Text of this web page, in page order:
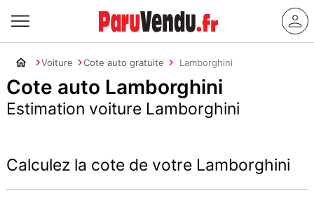
Voiture Cote auto gratuite Lamborghini
Cote auto Lamborghini
Estimation voiture Lamborghini
Calculez la cote de votre Lamborghini